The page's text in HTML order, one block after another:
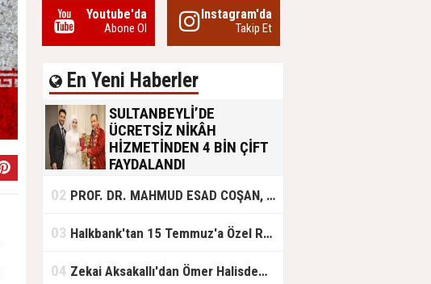
Youtube'da
Abone Ol
Instagram'da
Takip Et
En Yeni Haberler
SULTANBEYLİ’DE
ÜCRETSİZ NİKÂH
HİZMETİNDEN 4 BİN ÇİFT
FAYDALANDI
olan gençlere destek amacıyla
başlattığı ücretsiz nikâh hizmetini
başlattıklarını belirten Sultanbeyli
ücretsiz hizmet vermenin
02 PROF. DR. MAHMUD ESAD COŞAN, DOĞUMUNUN HİCRÎ 91. YILINDA ELAZIĞ'DA YÂD EDİLECEK
03 Halkbank'tan 15 Temmuz'a Özel Reklam Filmi: "İrade Bizim, Zafer Bizim"
04 Zekai Aksakallı'dan Ömer Halisdemir'e 'vefa' ziyareti!